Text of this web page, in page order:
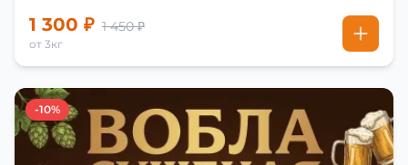
1 300 ₽ 1 450 ₽
от 3кг
-10%